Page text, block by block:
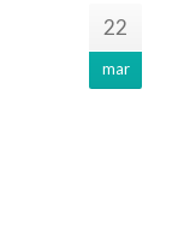
22
mar